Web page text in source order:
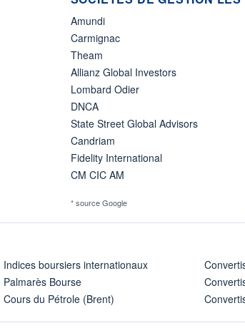
Amundi
Carmignac
Theam
Allianz Global Investors
Lombard Odier
DNCA
State Street Global Advisors
Candriam
Fidelity International
CM CIC AM
* source Google
Indices boursiers internationaux
Palmarès Bourse
Cours du Pétrole (Brent)